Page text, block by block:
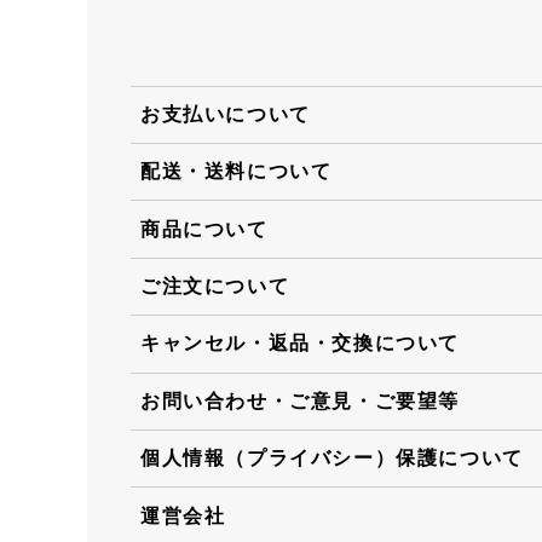
お支払いについて
配送・送料について
商品について
ご注文について
キャンセル・返品・交換について
お問い合わせ・ご意見・ご要望等
個人情報（プライバシー）保護について
運営会社